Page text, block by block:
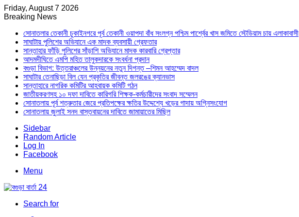
Friday, August 7 2026
Breaking News
সোনাতলার তেকানী চুকাইনগরে পূর্ব তেকানী ওয়াপদা বাঁধ সংলগ্ন পশ্চিম পার্শ্বের খাস জমিতে স্টেডিয়াম চায় এলাকাবাসী
সাঘাটায় পুলিশের অভিযানে এক মাদক ব্যবসায়ী গ্রেফতার
সান্তাহার ফাঁড়ি পুলিশের সাঁড়াশি অভিযানে মাদক কারবারি গ্রেপ্তার
আদমদীঘিতে এমপি মহিত তালুকদারকে সংবর্ধনা প্রদান
বগুড়া বিভাগ: উত্তরাঞ্চলের উন্নয়নের নতুন দিগন্ত –শিমন আহম্মেদ বাদল
সাঘাটার তেনাছিড়া বিল যেন প্রকৃতির জীবন্ত জলরঙের ক্যানভাস
সান্তাহারে নাগরিক কমিটির আহবায়ক কমিটি গঠন
জাতীয়করণসহ ১০ দফা দাবিতে কারিগরি শিক্ষক-কর্মচারীদের সংবাদ সম্মেলন
সোনাতলায় পূর্ব শত্রুতার জেরে প্রতিপক্ষের ক্ষতির উদ্দেশ্যে খড়ের গাদায় অগ্নিসংযোগ
সোনাতলায় জুলাই সনদ বাস্তবায়নের দাবিতে জামায়াতের মিছিল
Sidebar
Random Article
Log In
Facebook
Menu
Search for